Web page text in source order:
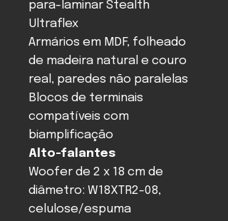
para-laminar Stealth
Ultraflex
Armários em MDF, folheado
de madeira natural e couro
real, paredes não paralelas
Blocos de terminais
compatíveis com
biamplificação
Alto-falantes
Woofer de 2 x 18 cm de
diâmetro: W18XTR2-08,
celulose/espuma